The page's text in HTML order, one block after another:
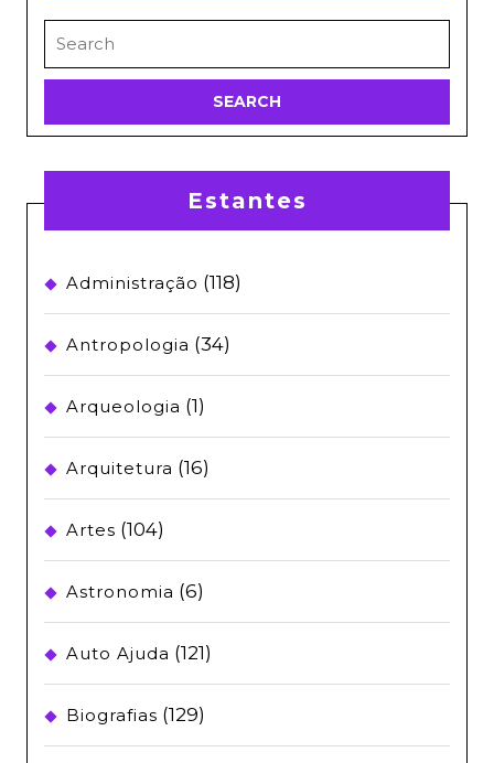
for:
Estantes
Administração (118)
Antropologia (34)
Arqueologia (1)
Arquitetura (16)
Artes (104)
Astronomia (6)
Auto Ajuda (121)
Biografias (129)